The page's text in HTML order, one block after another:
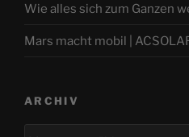
Wie alles sich zum Ganzen
Mars macht mobil |
ARCHIV